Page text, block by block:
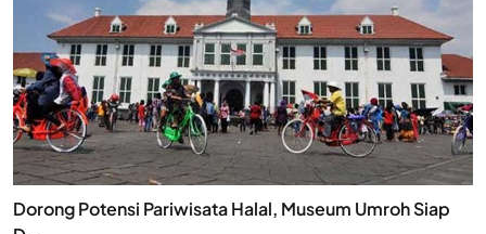
Dorong Potensi Pariwisata Halal, Museum Umroh Siap